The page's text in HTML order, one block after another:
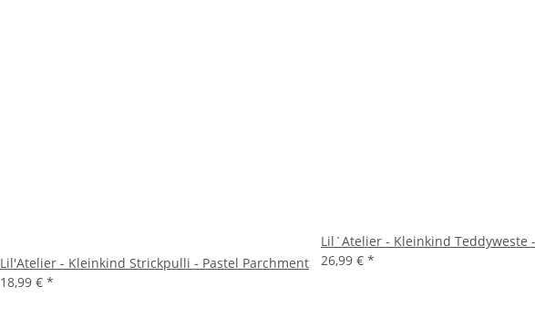
Lil'Atelier - Kleinkind Strickpulli - Pastel Parchment
18,99 € *
Lil`Atelier - Kleinkind Teddyweste
26,99 € *